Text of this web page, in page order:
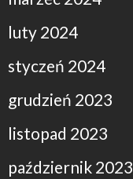
luty 2024
styczeń 2024
grudzień 2023
listopad 2023
październik 2023